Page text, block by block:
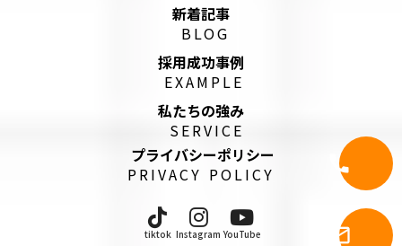
新着記事
BLOG
採用成功事例
EXAMPLE
私たちの強み
SERVICE
プライバシーポリシー
PRIVACY POLICY
tiktok Instagram YouTube mail_outline
メール問
call 電話問合